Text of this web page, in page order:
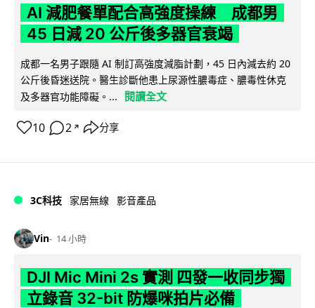
AI 減肥餐單配合高強度操練 成都男
45 日減 20 公斤後多器官衰竭
成都一名男子跟隨 AI 制訂高強度減脂計劃，45 日內減去約 20
公斤後昏迷送院。醫生診斷他患上尿源性膿毒症、膿毒性休克
及多器官功能障礙。...
閱讀全文
10 2 ↗ 分享
3C科技 家居無線 影音產品
Vin 14 小時
DJI Mic Mini 2s 實測 四發一收同步獨
立錄音 32-bit 防爆咪拍片必備